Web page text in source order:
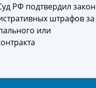
РФ подтвердил
штрафов за
или